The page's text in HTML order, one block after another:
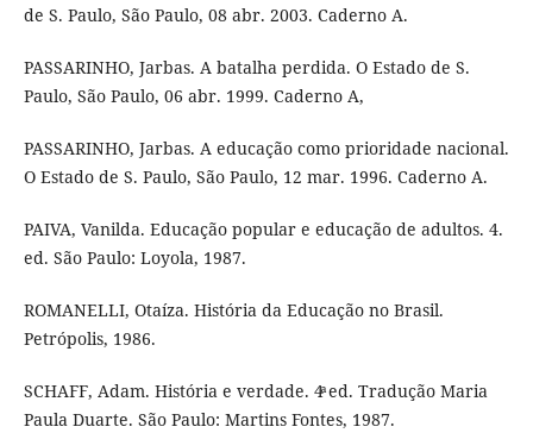
de S. Paulo, São Paulo, 08 abr. 2003. Caderno A.
PASSARINHO, Jarbas. A batalha perdida. O Estado de S.
Paulo, São Paulo, 06 abr. 1999. Caderno A,
PASSARINHO, Jarbas. A educação como prioridade nacional.
O Estado de S. Paulo, São Paulo, 12 mar. 1996. Caderno A.
PAIVA, Vanilda. Educação popular e educação de adultos. 4.
ed. São Paulo: Loyola, 1987.
ROMANELLI, Otaíza. História da Educação no Brasil.
Petrópolis, 1986.
SCHAFF, Adam. História e verdade. 4ͣ ed. Tradução Maria
Paula Duarte. São Paulo: Martins Fontes, 1987.